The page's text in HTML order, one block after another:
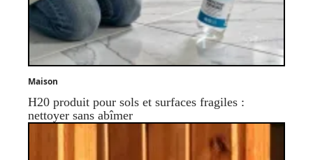
Maison
H20 produit pour sols et surfaces fragiles :
nettoyer sans abîmer